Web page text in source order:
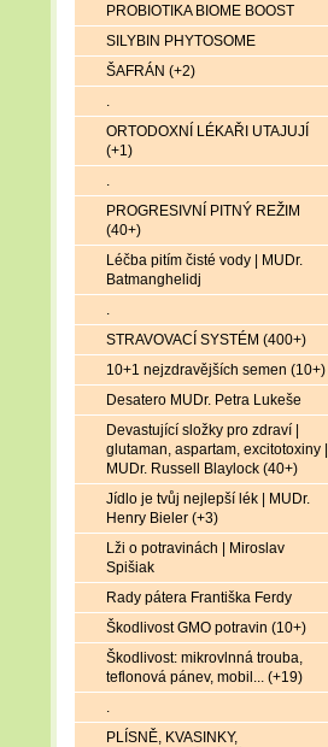
PROBIOTIKA BIOME BOOST
SILYBIN PHYTOSOME
ŠAFRÁN (+2)
.
ORTODOXNÍ LÉKAŘI UTAJUJÍ
(+1)
.
PROGRESIVNÍ PITNÝ REŽIM
(40+)
Léčba pitím čisté vody | MUDr.
Batmanghelidj
.
STRAVOVACÍ SYSTÉM (400+)
10+1 nejzdravějších semen (10+)
Desatero MUDr. Petra Lukeše
Devastující složky pro zdraví |
glutaman, aspartam, excitotoxiny |
MUDr. Russell Blaylock (40+)
Jídlo je tvůj nejlepší lék | MUDr.
Henry Bieler (+3)
Lži o potravinách | Miroslav
Spišiak
Rady pátera Františka Ferdy
Škodlivost GMO potravin (10+)
Škodlivost: mikrovlnná trouba,
teflonová pánev, mobil... (+19)
.
PLÍSNĚ, KVASINKY,